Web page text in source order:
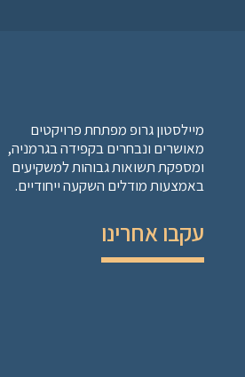
מיילסטון גרופ מפתחת פרויקטים
מאושרים ונבחרים בקפידה בגרמניה,
ומספקת תשואות גבוהות למשקיעים
באמצעות מודלים השקעה ייחודיים.
עקבו אחרינו